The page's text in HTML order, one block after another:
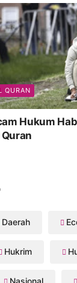
QURAN
Hukum
Daerah
Hukrim
Nasional